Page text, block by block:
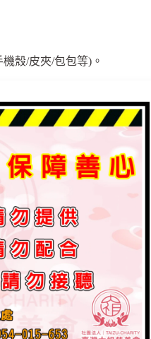
殼/皮夾/包包等)。
殼/皮夾/包包等)。
子裡，沖洗身體淨化磁場。
三口，剩餘倒掉(倒在哪邊、
亦可裝在瓶子用噴的。